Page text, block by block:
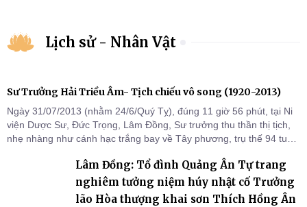
Lịch sử - Nhân Vật
Sư Trưởng Hải Triều Âm- Tịch chiếu vô song (1920-2013)
Ngày 31/07/2013 (nhằm 24/6/Quý Tỵ), đúng 11 giờ 56 phút, tại Ni
viện Dược Sư, Đức Trọng, Lâm Đồng, Sư trưởng thu thần thị tịch,
nhẹ nhàng như cánh hạc trắng bay về Tây phương, trụ thế 94 tuổi
Lâm Đồng: Tổ đình Quảng Ân Tự trang
nghiêm tưởng niệm húy nhật cố Trưởng
lão Hòa thượng khai sơn Thích Hồng Ân